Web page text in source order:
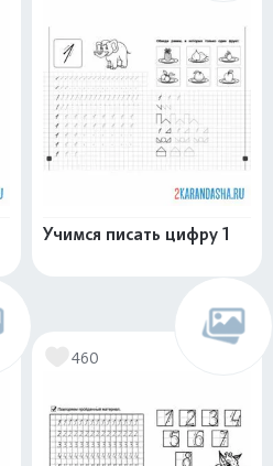
Учимся писать цифру 1
460